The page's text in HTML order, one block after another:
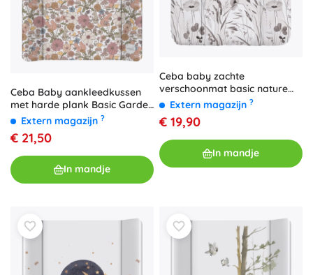
Ceba Baby aankleedkussen
met harde plank Basic Garden
50 × 70 cm
Extern magazijn ?
€ 21,50
In mandje
Ceba baby zachte
verschoonmat basic nature
harmony 50 × 70 cm
Extern magazijn ?
€ 19,90
In mandje